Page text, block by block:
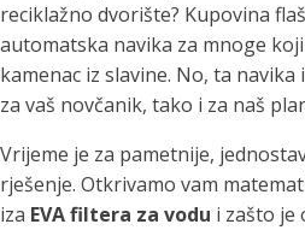
reciklažno dvorište? Kupovina
automatska navika za mnoge
kamenac iz slavine. No, ta
za vaš novčanik, tako i za naš
Vrijeme je za pametnije,
rješenje. Otkrivamo vam
iza EVA filtera za vodu i zašto je